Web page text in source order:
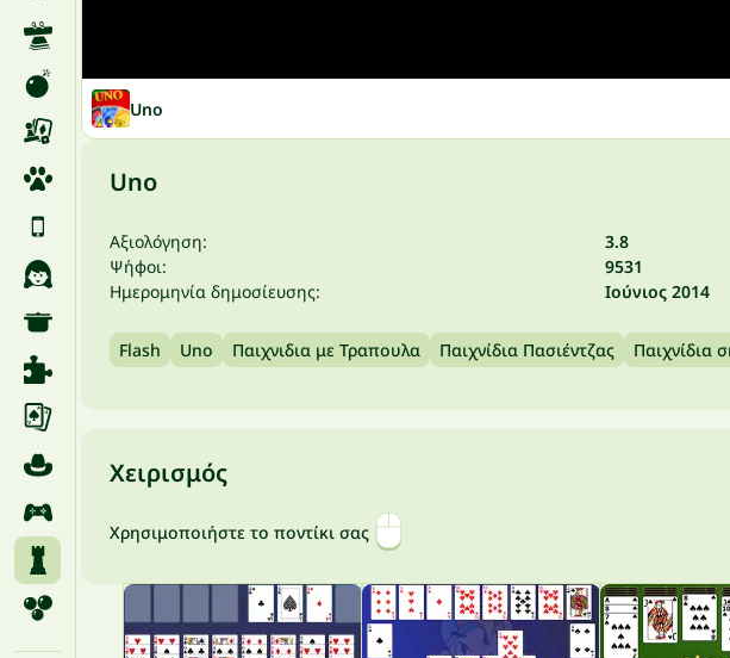
Uno
Uno
Αξιολόγηση:
3.8
Ψήφοι:
9531
Ημερομηνία δημοσίευσης:
Ιούνιος 2014
Flash Uno Παιχνιδια με Τραπουλα Παιχνίδια Πασιέντζας Παιχνίδια
Χειρισμός
Χρησιμοποιήστε το ποντίκι σας